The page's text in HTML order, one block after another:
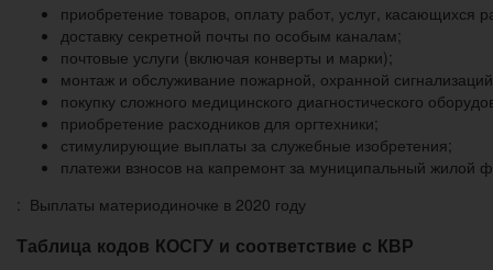
приобретение товаров, оплату работ, услуг,
доставку секретной почты по особым каналам;
почтовые услуги (включая конверты и марки);
монтаж и обслуживание пожарной, охранной
покупку сложного медицинского диагностического
приобретение расходников для оргтехники;
стимулирующие выплаты за служебные изобретения;
платежи взносов на капремонт за муниципальный жилой
: Выплаты материодиночке в 2020 году
Таблица кодов КОСГУ и соответствие с КВР